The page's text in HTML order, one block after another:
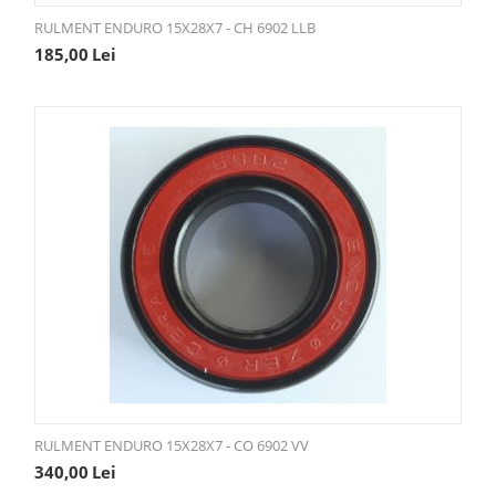
RULMENT ENDURO 15X28X7 - CH 6902 LLB
185,00 Lei
RULMENT ENDURO 15X28X7 - CO 6902 VV
340,00 Lei